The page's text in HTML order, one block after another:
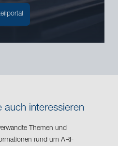
auch interessieren
Themen und
rund um ARI-